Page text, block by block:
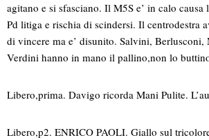
agitano e si sfasciano. Il M5S e’ in calo
Pd litiga e rischia di scindersi. Il centrodestra
di vincere ma e’ disunito. Salvini,
Verdini hanno in mano il pallino,non lo
Libero,prima. Davigo ricorda Mani Pulite.
Libero,p2. ENRICO PAOLI. Giallo sul